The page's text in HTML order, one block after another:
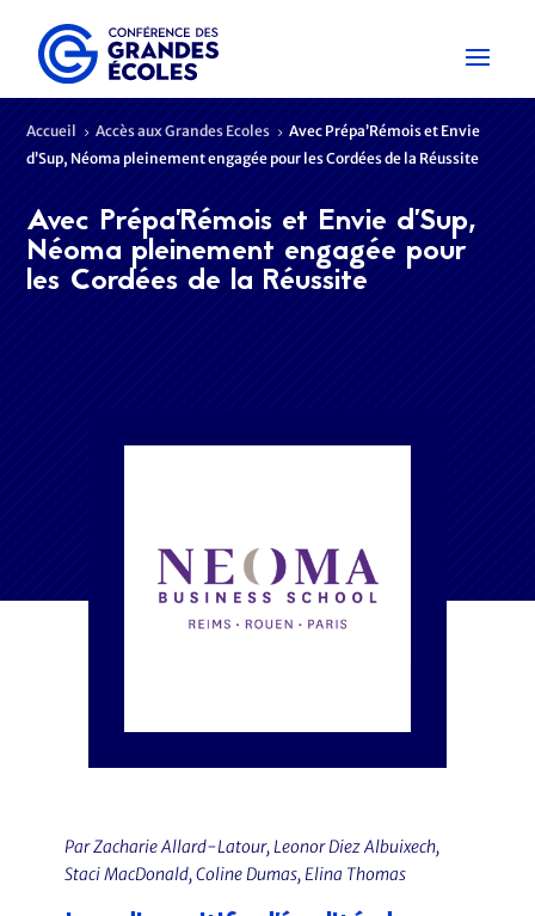
Accueil 5 Accès aux Grandes Ecoles 5 Avec Prépa’Rémois et Envie
d’Sup, Néoma pleinement engagée pour les Cordées de la Réussite
Avec Prépa’Rémois et Envie d’Sup,
Néoma pleinement engagée pour
les Cordées de la Réussite
Par Zacharie Allard-Latour, Leonor Diez Albuixech,
Staci MacDonald, Coline Dumas, Elina Thomas